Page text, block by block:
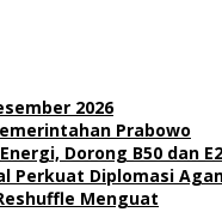
2026
Prabowo
Dorong B50 dan
Perkuat Diplomasi
Menguat